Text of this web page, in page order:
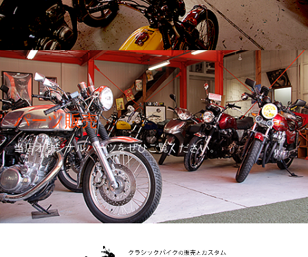
パーツ販売
当店オリジナルパーツをぜひご覧ください。